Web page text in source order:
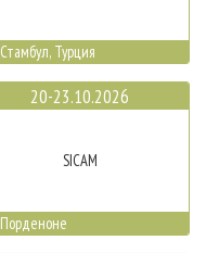
Стамбул, Турция
20-23.10.2026
SICAM
Порденоне